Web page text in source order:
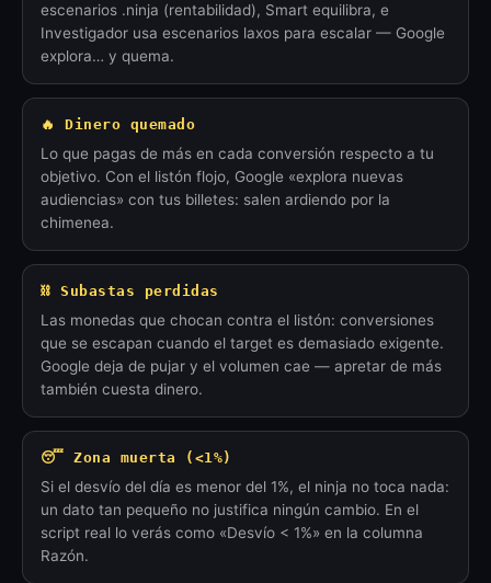
escenarios .ninja (rentabilidad), Smart equilibra, e
Investigador usa escenarios laxos para escalar — Google
explora… y quema.
🔥 Dinero quemado
Lo que pagas de más en cada conversión respecto a tu
objetivo. Con el listón flojo, Google «explora nuevas
audiencias» con tus billetes: salen ardiendo por la
chimenea.
⛓️ Subastas perdidas
Las monedas que chocan contra el listón: conversiones
que se escapan cuando el target es demasiado exigente.
Google deja de pujar y el volumen cae — apretar de más
también cuesta dinero.
😴 Zona muerta (<1%)
Si el desvío del día es menor del 1%, el ninja no toca nada:
un dato tan pequeño no justifica ningún cambio. En el
script real lo verás como «Desvío < 1%» en la columna
Razón.